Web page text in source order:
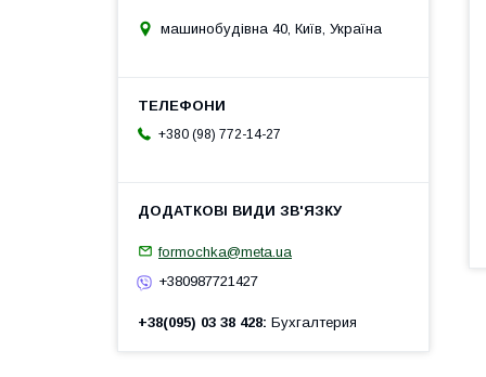
машинобудівна 40, Київ, Україна
+380 (98) 772-14-27
formochka@meta.ua
+380987721427
+38(095) 03 38 428 Бухгалтерия